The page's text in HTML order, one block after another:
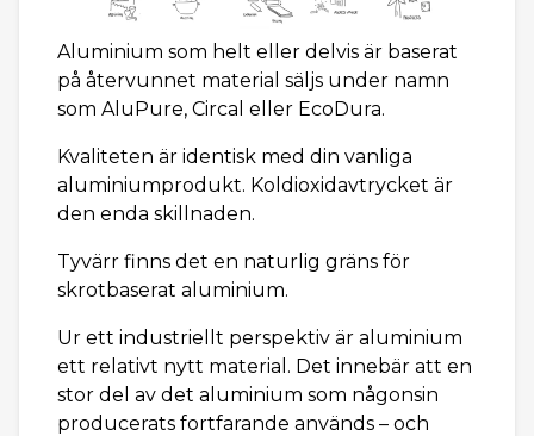
Aluminium som helt eller delvis är baserat
på återvunnet material säljs under namn
som AluPure, Circal eller EcoDura.
Kvaliteten är identisk med din vanliga
aluminiumprodukt. Koldioxidavtrycket är
den enda skillnaden.
Tyvärr finns det en naturlig gräns för
skrotbaserat aluminium.
Ur ett industriellt perspektiv är aluminium
ett relativt nytt material. Det innebär att en
stor del av det aluminium som någonsin
producerats fortfarande används – och